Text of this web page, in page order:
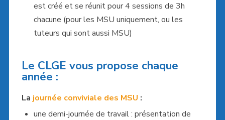
est créé et se réunit pour 4 sessions de 3h
chacune (pour les MSU uniquement, ou les
tuteurs qui sont aussi MSU)
Le CLGE vous propose chaque
année :
La journée conviviale des MSU :
une demi-journée de travail : présentation de